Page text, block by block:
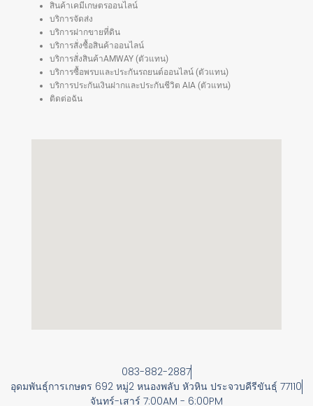
สินค้าเคมีเกษตรออนไลน์
บริการจัดส่ง
บริการฝากขายที่ดิน
บริการสั่งซื้อสินค้าออนไลน์
บริการสั่งสินค้าAMWAY (ตัวแทน)
บริการซื้อพรบและประกันรถยนต์ออนไลน์ (ตัวแทน)
บริการประกันเงินฝากและประกันชีวิต AIA (ตัวแทน)
ติดต่อฉัน
083-882-2887
อุดมพันธุ์การเกษตร 692 หมู่2 หนองพลับ หัวหิน ประจวบคีรีขันธุ์ 77110
จันทร์-เสาร์ 7:00AM - 6:00PM